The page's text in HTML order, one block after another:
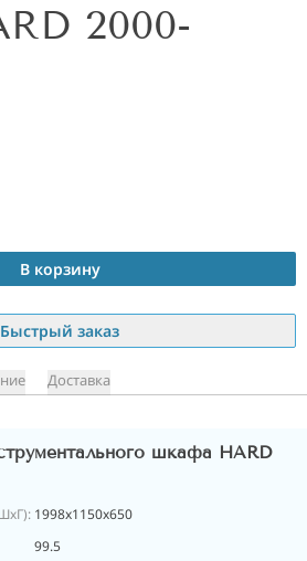
2000-
В корзину
Быстрый заказ
Доставка
шкафа HARD
1998x1150x650
99.5